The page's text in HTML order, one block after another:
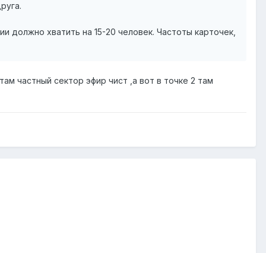
должно хватить на 15-20 человек. Частоты карточек,
частный сектор эфир чист ,а вот в точке 2 там